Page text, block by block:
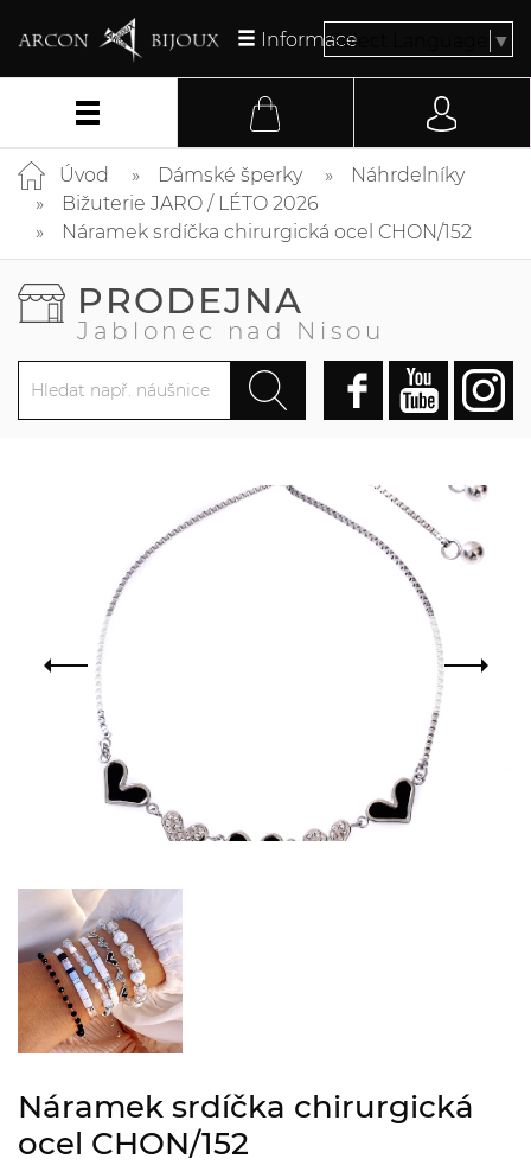
InformaceSelect Language ▼
Úvod Dámské šperky
Náhrdelníky
Bižuterie JARO / LÉTO 2026
Náramek srdíčka chirurgická ocel CHON/152
PRODEJNA
Jablonec nad Nisou
Náramek srdíčka chirurgická
ocel CHON/152